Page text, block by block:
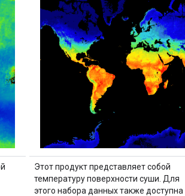
Этот продукт представляет собой
температуру поверхности суши. Для
этого набора данных также доступна